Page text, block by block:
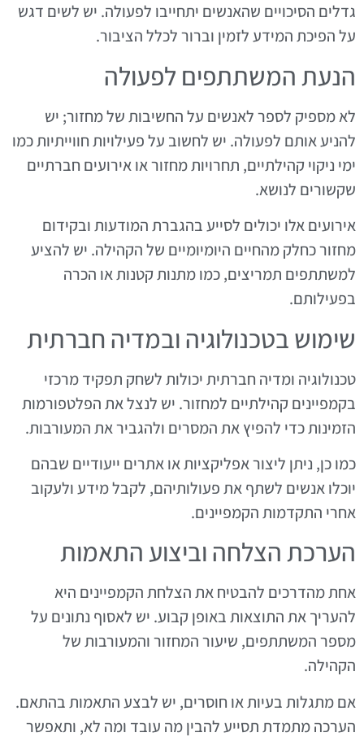
גדלים הסיכויים שהאנשים יתחייבו לפעולה. יש לשים דגש
על הפיכת המידע לזמין וברור לכלל הציבור.
הנעת המשתתפים לפעולה
לא מספיק לספר לאנשים על החשיבות של מחזור; יש
להניע אותם לפעולה. יש לחשוב על פעילויות חווייתיות כמו
ימי ניקוי קהילתיים, תחרויות מחזור או אירועים חברתיים
שקשורים לנושא.
אירועים אלו יכולים לסייע בהגברת המודעות ובקידום
מחזור כחלק מהחיים היומיומיים של הקהילה. יש להציע
למשתתפים תמריצים, כמו מתנות קטנות או הכרה
בפעילותם.
שימוש בטכנולוגיה ובמדיה חברתית
טכנולוגיה ומדיה חברתית יכולות לשחק תפקיד מרכזי
בקמפיינים קהילתיים למחזור. יש לנצל את הפלטפורמות
הזמינות כדי להפיץ את המסרים ולהגביר את המעורבות.
כמו כן, ניתן ליצור אפליקציות או אתרים ייעודיים שבהם
יוכלו אנשים לשתף את פעולותיהם, לקבל מידע ולעקוב
אחרי התקדמות הקמפיינים.
הערכת הצלחה וביצוע התאמות
אחת מהדרכים להבטיח את הצלחת הקמפיינים היא
להעריך את התוצאות באופן קבוע. יש לאסוף נתונים על
מספר המשתתפים, שיעור המחזור והמעורבות של
הקהילה.
אם מתגלות בעיות או חוסרים, יש לבצע התאמות בהתאם.
הערכה מתמדת תסייע להבין מה עובד ומה לא, ותאפשר